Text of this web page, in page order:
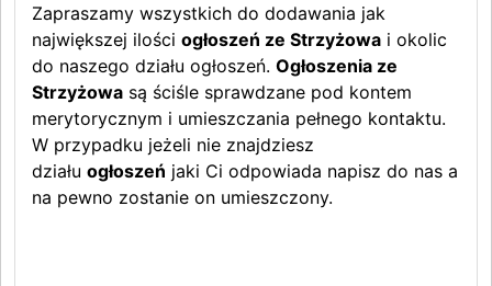
Zapraszamy wszystkich do dodawania jak
największej ilości ogłoszeń ze Strzyżowa i okolic
do naszego działu ogłoszeń. Ogłoszenia ze
Strzyżowa są ściśle sprawdzane pod kontem
merytorycznym i umieszczania pełnego kontaktu.
W przypadku jeżeli nie znajdziesz
działu ogłoszeń jaki Ci odpowiada napisz do nas a
na pewno zostanie on umieszczony.